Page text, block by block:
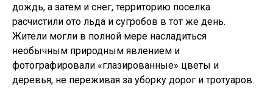
дождь, а затем и снег, территорию поселка
расчистили ото льда и сугробов в тот же день.
Жители могли в полной мере насладиться
необычным природным явлением и
фотографировали «глазированные» цветы и
деревья, не переживая за уборку дорог и тротуаров.